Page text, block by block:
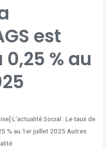
est
% au
L’actualité Social : Le taux de
% au 1er juillet 2025 Autres